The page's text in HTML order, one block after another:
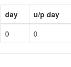
day
u/p day
0
0